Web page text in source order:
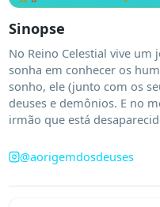
Sinopse
No Reino Celestial vive um
sonha em conhecer os
sonho, ele (junto com os
deuses e demônios. E no
irmão que está
@aorigemdosdeuses